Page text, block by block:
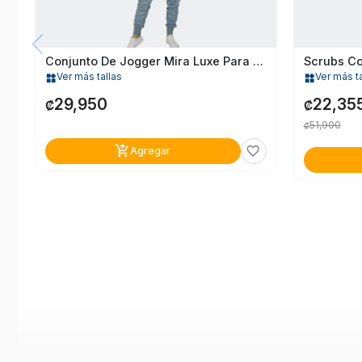
Conjunto De Jogger Mira Luxe Para Mujer
widgetsVer más tallas
₡29,950
add_shopping_cartAgregar favorite_border
widgetsVer más
₡
₡51,900